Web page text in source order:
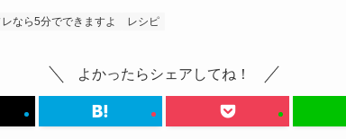
レなら5分でできますよ レシピ
よかったらシェアしてね！